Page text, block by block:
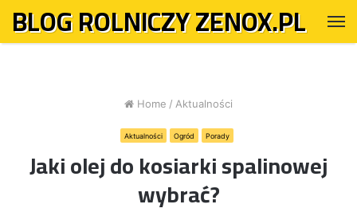
BLOG ROLNICZY ZENOX.PL
Home / Aktualności
Aktualności Ogród Porady
Jaki olej do kosiarki spalinowej
wybrać?